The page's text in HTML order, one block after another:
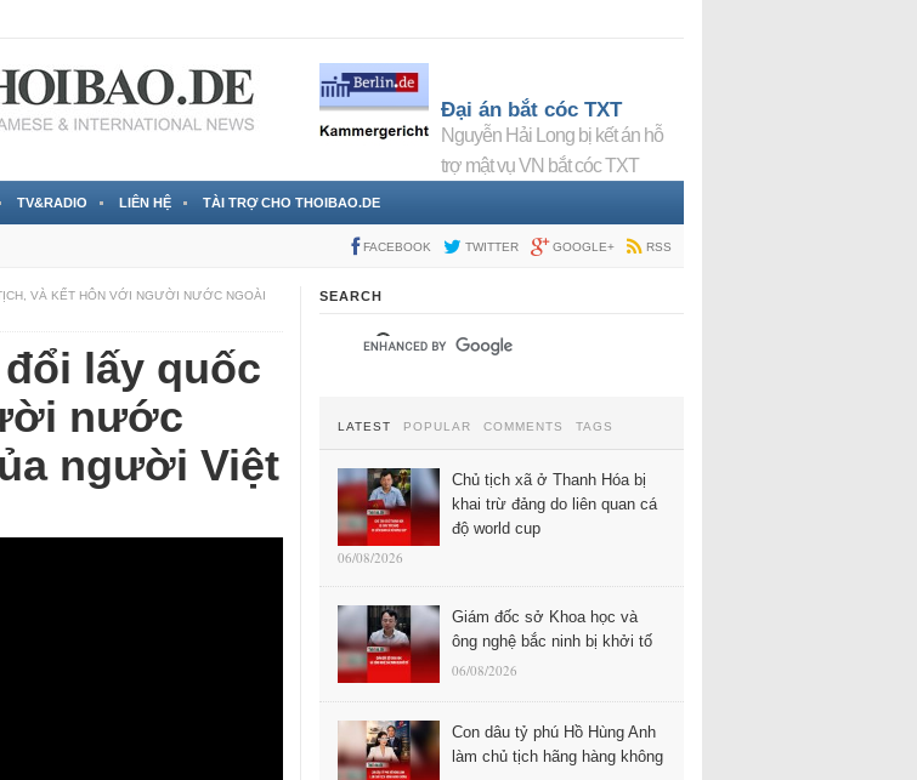
Đại án bắt cóc TXT
Nguyễn Hải Long bị kết án hỗ
trợ mật vụ VN bắt cóc TXT
TV&RADIO LIÊN HỆ TÀI TRỢ CHO THOIBAO.DE
FACEBOOK TWITTER GOOGLE+ RSS
VÀ KẾT HÔN VỚI NGƯỜI NƯỚC NGOÀI
lấy quốc
nước
người Việt
SEARCH
LATEST POPULAR COMMENTS TAGS
Chủ tịch xã ở Thanh Hóa bị
khai trừ đảng do liên quan cá
độ world cup
06/08/2026
Giám đốc sở Khoa học và
ông nghệ bắc ninh bị khởi tố
06/08/2026
Con dâu tỷ phú Hồ Hùng Anh
làm chủ tịch hãng hàng không